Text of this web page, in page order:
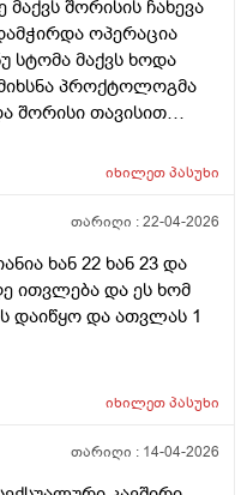
შორისის ჩახევა
ოპერაცია
სტომა მაქვს ხოდა
პროქტოლოგმა
შორისი თავისით
იხილეთპასუხი
თარიღი :22-04-2026
ხან 22 ხან 23 და
ითვლება და ეს ხომ
დაიწყო და ათვლას 1
იხილეთპასუხი
თარიღი : 14-04-2026